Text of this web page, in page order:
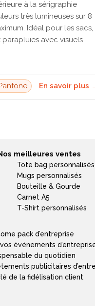
à la sérigraphie
très lumineuses sur 8
Idéal pour les sacs,
avec visuels
En savoir plus
meilleures ventes
Tote bag personnalisés
Mugs personnalisés
Bouteille & Gourde
Carnet A5
T-Shirt personnalisés
pack d’entreprise
événements
du quotidien
publicitaires
de la fidélisation client